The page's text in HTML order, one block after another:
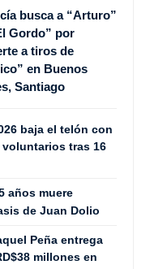
busca a “Arturo”
Gordo” por
a tiros de
en Buenos
Santiago
baja el telón con
tras 16
años muere
de Juan Dolio
Peña entrega
millones en